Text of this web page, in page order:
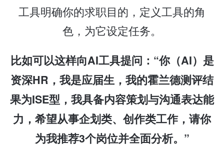
工具明确你的求职目的，定义工具的角
色，为它设定任务。
比如可以这样向AI工具提问：“你（AI）是
资深HR，我是应届生，我的霍兰德测评结
果为ISE型，我具备内容策划与沟通表达能
力，希望从事企划类、创作类工作，请你
为我推荐3个岗位并全面分析。”